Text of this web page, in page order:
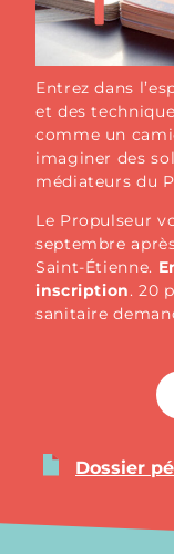
Entrez dans
et des
comme un
imaginer des
médiateurs du
Le Propulseur
septembre
Saint-Étienne.
inscription. 20
sanitaire
Dossier